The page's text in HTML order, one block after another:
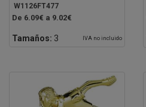
W1126FT477
De 6.09€ a 9.02€
Tamaños: 3 IVA no incluido